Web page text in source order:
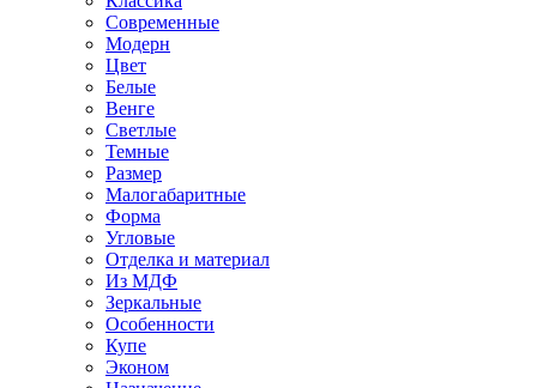
Современные
Модерн
Цвет
Белые
Венге
Светлые
Темные
Размер
Малогабаритные
Форма
Угловые
Отделка и материал
Из МДФ
Зеркальные
Особенности
Купе
Эконом